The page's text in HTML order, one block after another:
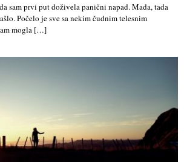
sam prvi put doživela panični napad. Mada, tada
Počelo je sve sa nekim čudnim telesnim
mogla […]